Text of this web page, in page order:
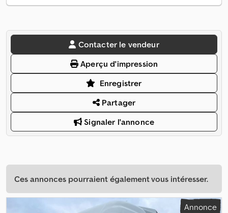
Contacter le vendeur
Aperçu d'impression
Enregistrer
Partager
Signaler l'annonce
Ces annonces pourraient également vous intéresser.
Annonce